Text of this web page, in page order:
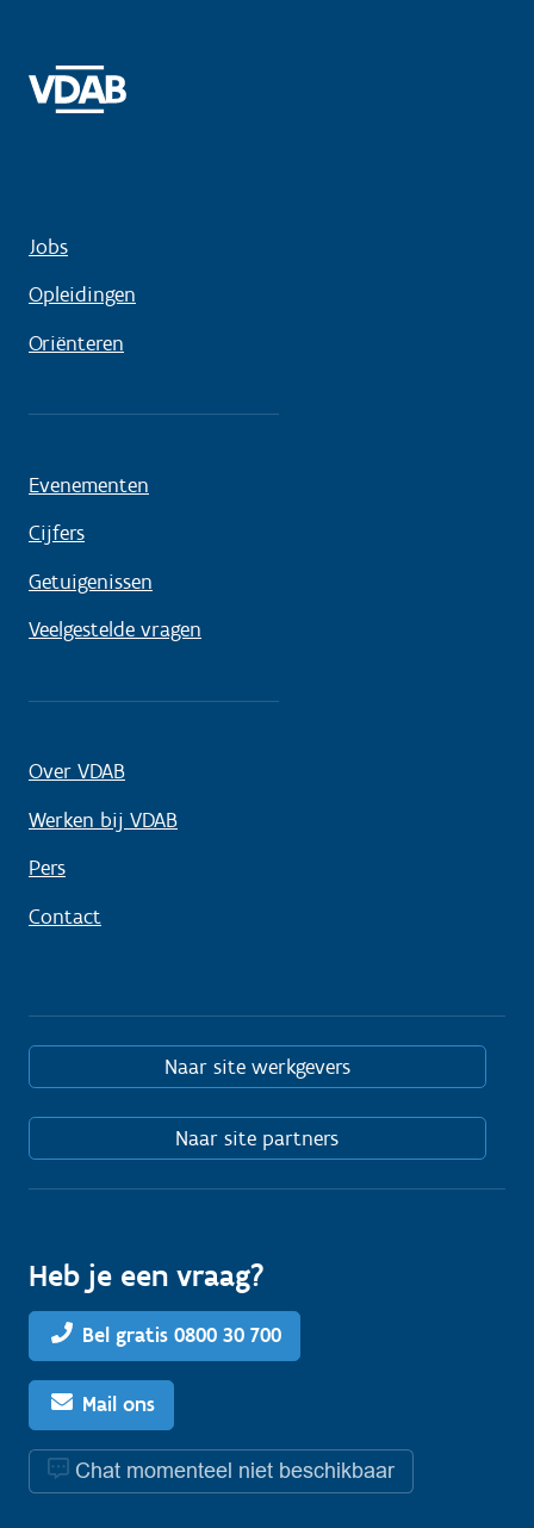
Jobs
Opleidingen
Oriënteren
Evenementen
Cijfers
Getuigenissen
Veelgestelde vragen
Over VDAB
Werken bij VDAB
Pers
Contact
Naar site werkgevers
Naar site partners
Heb je een vraag?
Bel gratis 0800 30 700
Mail ons
Chat momenteel niet beschikbaar